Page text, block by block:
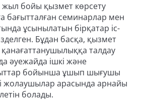
бойы қызмет көрсету
бағытталған семинарлар мен
ұсынылатын бірқатар іс-
Бұдан басқа, қызмет
талдау
әуежайда ішкі және
бойынша ұшып шығушы
жолаушылар арасында арнайы
болады.